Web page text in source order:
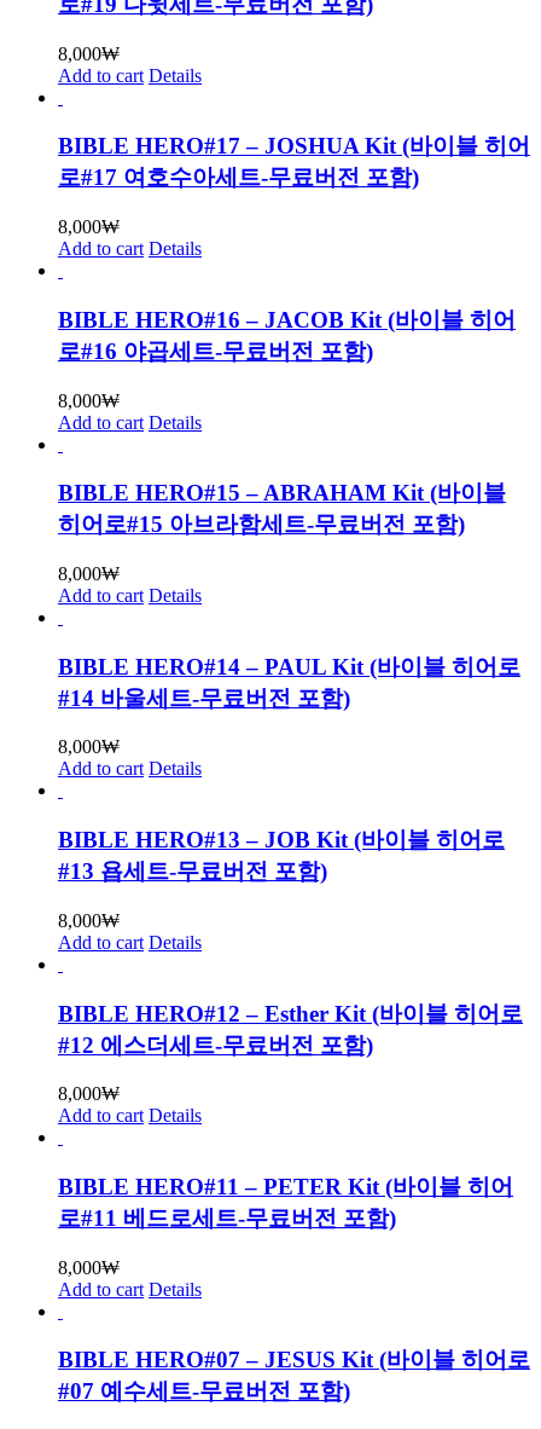
8,000₩
Add to cart Details
BIBLE HERO#17 – JOSHUA Kit (바이블 히어
로#17 여호수아세트-무료버전 포함)
8,000₩
Add to cart Details
BIBLE HERO#16 – JACOB Kit (바이블 히어
로#16 야곱세트-무료버전 포함)
8,000₩
Add to cart Details
BIBLE HERO#15 – ABRAHAM Kit (바이블
히어로#15 아브라함세트-무료버전 포함)
8,000₩
Add to cart Details
BIBLE HERO#14 – PAUL Kit (바이블 히어로
#14 바울세트-무료버전 포함)
8,000₩
Add to cart Details
BIBLE HERO#13 – JOB Kit (바이블 히어로
#13 욥세트-무료버전 포함)
8,000₩
Add to cart Details
BIBLE HERO#12 – Esther Kit (바이블 히어로
#12 에스더세트-무료버전 포함)
8,000₩
Add to cart Details
BIBLE HERO#11 – PETER Kit (바이블 히어
로#11 베드로세트-무료버전 포함)
8,000₩
Add to cart Details
BIBLE HERO#07 – JESUS Kit (바이블 히어로
#07 예수세트-무료버전 포함)